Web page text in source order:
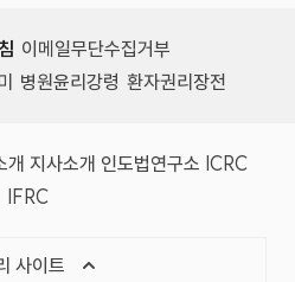
이메일무단수집거부
병원윤리강령 환자권리장전
개 지사소개 인도법연구소 ICRC
IFRC
사이트